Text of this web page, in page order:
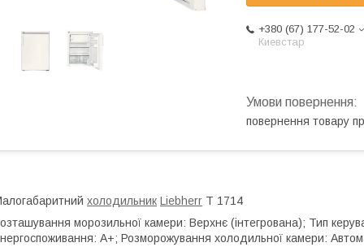
+380 (67) 177-52-02
Киевстар
повернення товару
холодильник Liebherr T 1714
морозильної камери: Верхнє (інтегрована); Тип
A+; Розморожування холодильної камери: